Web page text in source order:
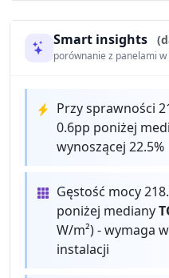
Smart insights
porównanie z panelami
Przy sprawności
0.6pp poniżej
wynoszącej 22.5%
Gęstość mocy
poniżej mediany
W/m²) - wymaga
instalacji